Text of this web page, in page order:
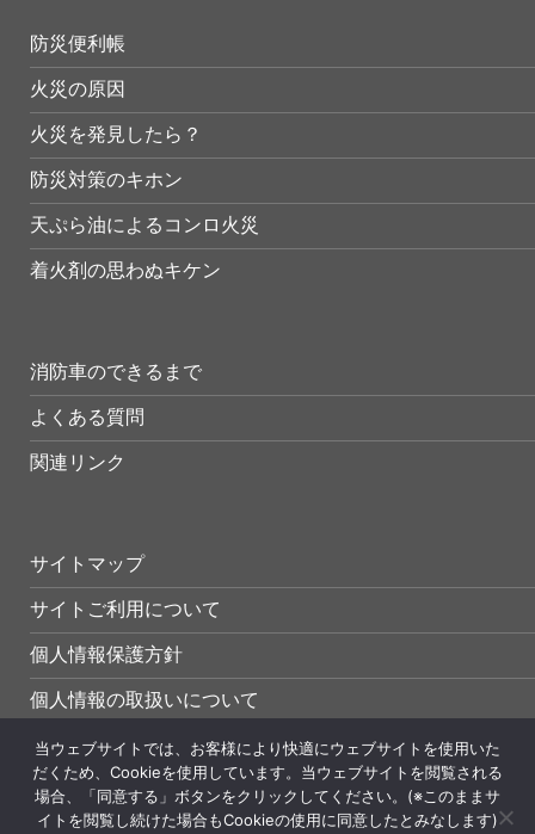
防災便利帳
火災の原因
火災を発見したら？
防災対策のキホン
天ぷら油によるコンロ火災
着火剤の思わぬキケン
消防車のできるまで
よくある質問
関連リンク
サイトマップ
サイトご利用について
個人情報保護方針
個人情報の取扱いについて
当ウェブサイトでは、お客様により快適にウェブサイトを使用いた
だくため、Cookieを使用しています。当ウェブサイトを閲覧される
場合、「同意する」ボタンをクリックしてください。(※このままサ
イトを閲覧し続けた場合もCookieの使用に同意したとみなします)